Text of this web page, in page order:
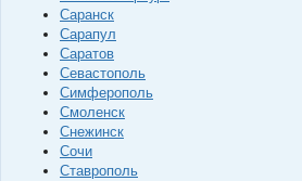
Саранск
Сарапул
Саратов
Севастополь
Симферополь
Смоленск
Снежинск
Сочи
Ставрополь